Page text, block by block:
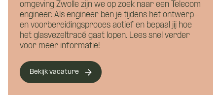
omgeving Zwolle zijn we op zoek naar een Telecom
engineer. Als engineer ben je tijdens het ontwerp-
en voorbereidingsproces actief en bepaal jij hoe
het glasvezeltracé gaat lopen. Lees snel verder
voor meer informatie!
Bekijk vacature
Wil je alvast wat kwijt?
Namens welk bedrijf neem je contact op?
Wat is je telefoonnummer?